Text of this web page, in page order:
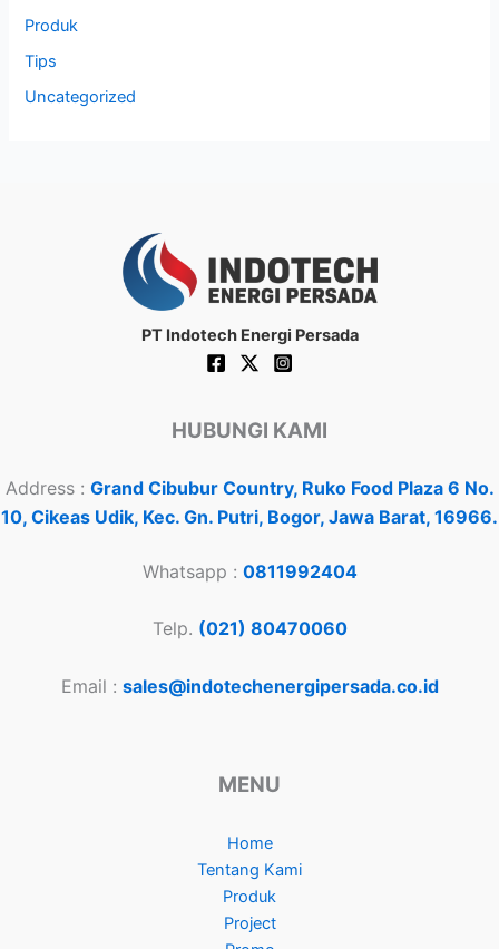
Produk
Tips
Uncategorized
PT Indotech Energi Persada
HUBUNGI KAMI
Address : Grand Cibubur Country, Ruko Food Plaza 6 No.
10, Cikeas Udik, Kec. Gn. Putri, Bogor, Jawa Barat, 16966.
Whatsapp : 0811992404
Telp. (021) 80470060
Email : sales@indotechenergipersada.co.id
MENU
Home
Tentang Kami
Produk
Project